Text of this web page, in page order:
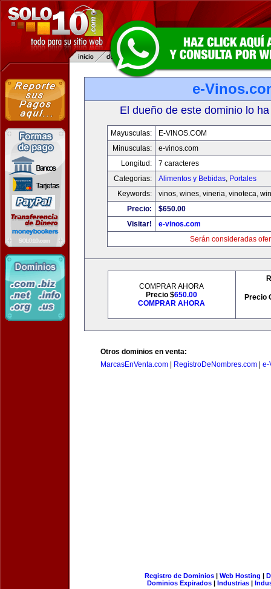
e-
El dueño de este dominio lo
Mayusculas:
E-VINOS.COM
Minusculas:
e-vinos.com
Longitud:
7 caracteres
Categorias:
Alimentos y Bebidas, Portales
Keywords:
vinos, wines, vineria, vinoteca,
Precio:
$650.00
Visitar!
e-vinos.com
Serán consideradas
COMPRAR AHORA
Precio $650.00
COMPRAR AHORA
Precio
Otros dominios en venta:
MarcasEnVenta.com
RegistroDeNombres.com e-
Registro de Dominios| Web Hosting |
Dominios Expirados | Industrias |